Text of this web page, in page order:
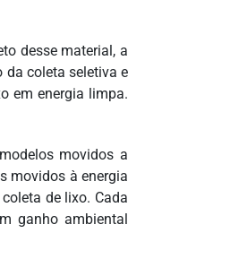
desse material, a
da coleta seletiva e
em energia limpa.
movidos a
movidos à energia
de lixo. Cada
ganho ambiental